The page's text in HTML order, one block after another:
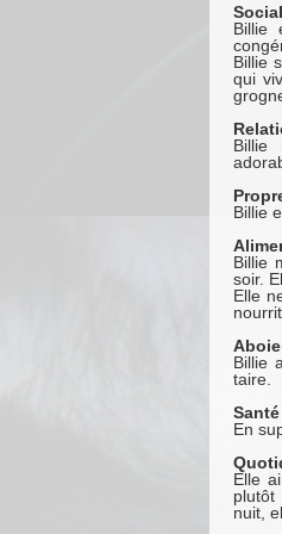
Billie
Billie
qui
Billie
Billie
Billie
soir.
Elle
Billie
taire.
Santé
En
Elle
nuit,